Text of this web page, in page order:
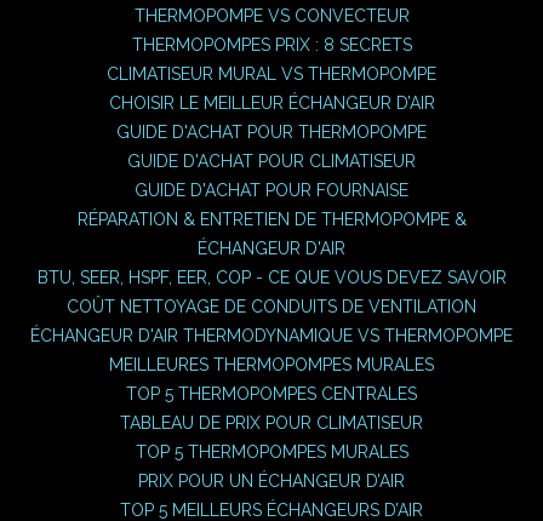
THERMOPOMPE VS CONVECTEUR
THERMOPOMPES PRIX : 8 SECRETS
CLIMATISEUR MURAL VS THERMOPOMPE
CHOISIR LE MEILLEUR ÉCHANGEUR D’AIR
GUIDE D'ACHAT POUR THERMOPOMPE
GUIDE D'ACHAT POUR CLIMATISEUR
GUIDE D'ACHAT POUR FOURNAISE
RÉPARATION & ENTRETIEN DE THERMOPOMPE &
ÉCHANGEUR D'AIR
BTU, SEER, HSPF, EER, COP - CE QUE VOUS DEVEZ SAVOIR
COÛT NETTOYAGE DE CONDUITS DE VENTILATION
ÉCHANGEUR D'AIR THERMODYNAMIQUE VS THERMOPOMPE
MEILLEURES THERMOPOMPES MURALES
TOP 5 THERMOPOMPES CENTRALES
TABLEAU DE PRIX POUR CLIMATISEUR
TOP 5 THERMOPOMPES MURALES
PRIX POUR UN ÉCHANGEUR D’AIR
TOP 5 MEILLEURS ÉCHANGEURS D’AIR